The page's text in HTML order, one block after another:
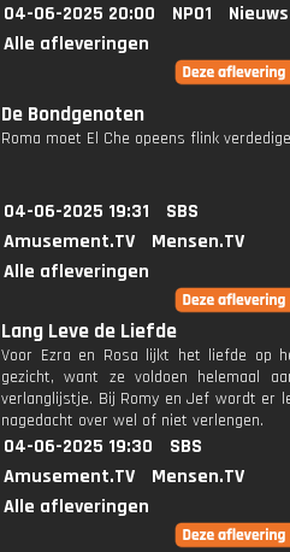
04-06-2025 20:00 NPO1
Alle afleveringen
De Bondgenoten
Roma moet El Che opeens flink
04-06-2025 19:31
SBS
Amusement.TV
Mensen.TV
Alle afleveringen
Lang Leve de Liefde
Voor Ezra en Rosa lijkt het liefde op
gezicht, want ze voldoen helemaal
verlanglijstje. Bij Romy en Jef wordt er
nagedacht over wel of niet verlengen.
04-06-2025 19:30
SBS
Amusement.TV
Mensen.TV
Alle afleveringen